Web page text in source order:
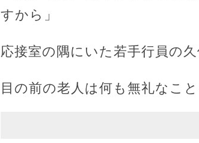
すから」
応接室の隅にいた若手行員の
目の前の老人は何も無礼なこ